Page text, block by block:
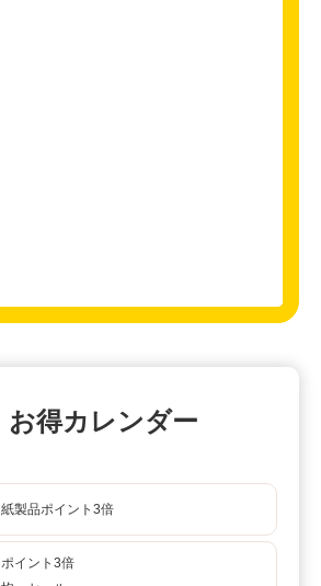
お得カレンダー
紙製品ポイント3倍
ポイント3倍